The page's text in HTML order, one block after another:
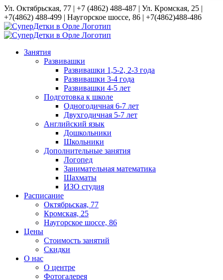
Skip
to
content
Ул. Октябрьская, 77 | +7 (4862) 488-487 | Ул. Кромская, 25 |
+7(4862) 488-499 | Наугорское шоссе, 86 | +7(4862)488-486
Vk
Email
Занятия
Развивашки
Развивашки 1,5-2, 2-3 года
Развивашки 3-4 года
Развивашки 4-5 лет
Подготовка к школе
Одногодичная 6-7 лет
Двухгодичная 5-7 лет
Английский язык
Дошкольники
Школьники
Дополнительные занятия
Логопед
Занимательная математика
Шахматы
ИЗО студия
Расписание
Октябрьская, 77
Кромская, 25
Наугорское шоссе, 86
Цены
Стоимость занятий
Скидки
О нас
О центре
Фотогалерея